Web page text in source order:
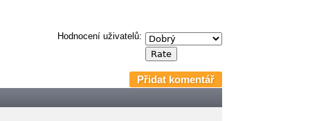
Hodnocení uživatelů:
Přidat komentář